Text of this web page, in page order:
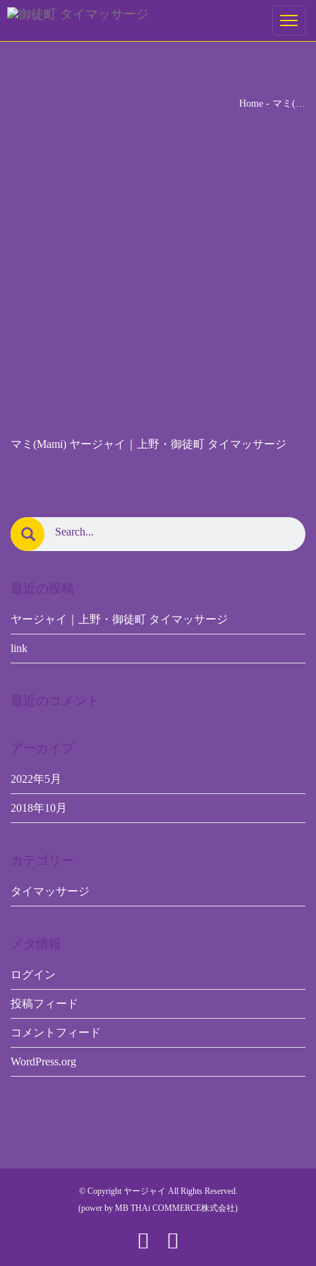
Toggle
Home - マミ(…
マミ(Mami) ヤージャイ｜上野・御徒町 タイマッサージ
最近の投稿
ヤージャイ｜上野・御徒町 タイマッサージ
link
最近のコメント
アーカイブ
2022年5月
2018年10月
カテゴリー
タイマッサージ
メタ情報
ログイン
投稿フィード
コメントフィード
WordPress.org
© Copyright ヤージャイ All Rights Reserved.
(power by MB THAi COMMERCE株式会社)
ご予約